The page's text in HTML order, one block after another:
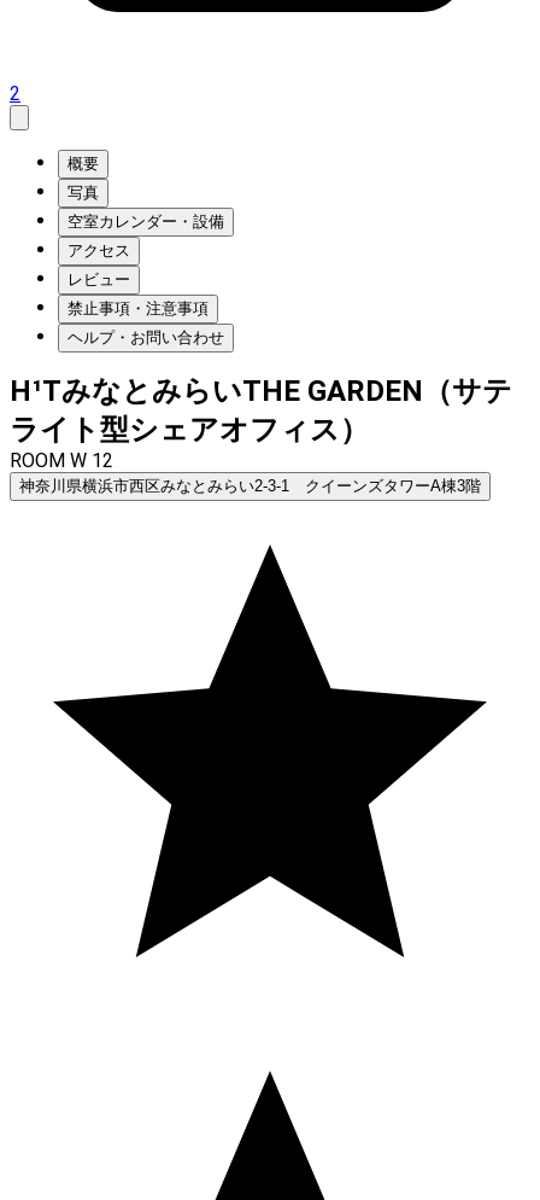
2
概要
写真
空室カレンダー・設備
アクセス
レビュー
禁止事項・注意事項
ヘルプ・お問い合わせ
H¹TみなとみらいTHE GARDEN（サテ
ライト型シェアオフィス）
ROOM W 12
神奈川県横浜市西区みなとみらい2-3-1 クイーンズタワーA棟3階